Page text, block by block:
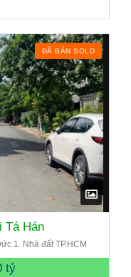
ĐÃ BÁN SOLD
Tá Hán
1. Nhà đất TP.HCM
tỷ